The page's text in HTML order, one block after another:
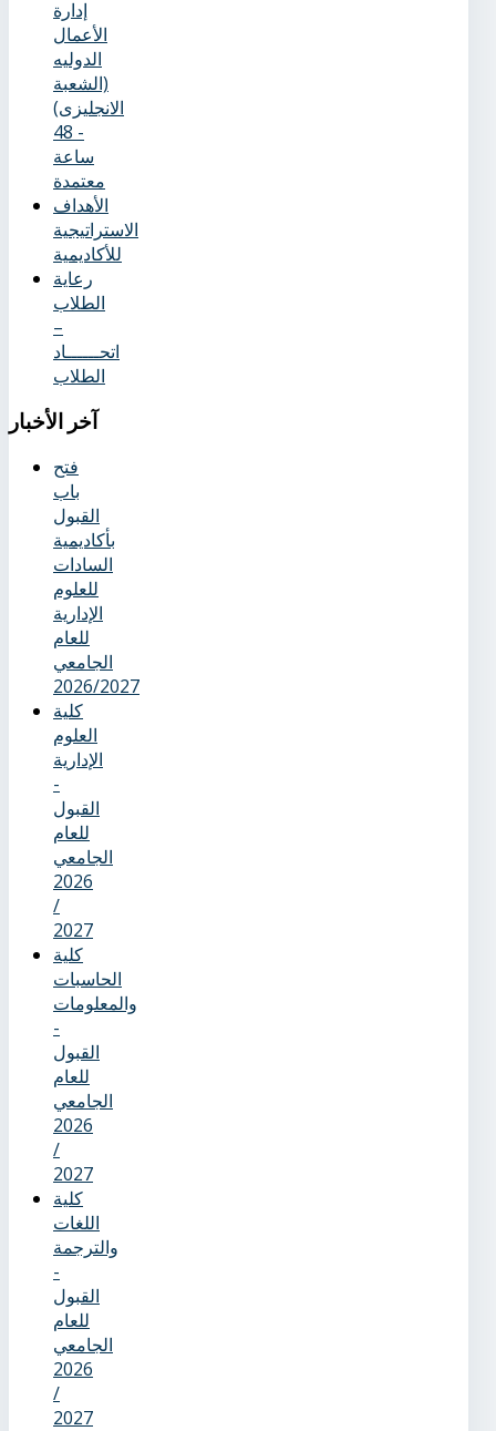
إدارة
الأعمال
الدوليه
(الشعبة
الانجليزى)
- 48
ساعة
معتمدة
الأهداف
الاستراتيجية
للأكاديمية
رعاية
الطلاب
–
اتحــــــاد
الطلاب
آخر
الأخبار
فتح
باب
القبول
بأكاديمية
السادات
للعلوم
الإدارية
للعام
الجامعي
2026/2027
كلية
العلوم
الإدارية
-
القبول
للعام
الجامعي
2026
/
2027
كلية
الحاسبات
والمعلومات
-
القبول
للعام
الجامعي
2026
/
2027
كلية
اللغات
والترجمة
-
القبول
للعام
الجامعي
2026
/
2027